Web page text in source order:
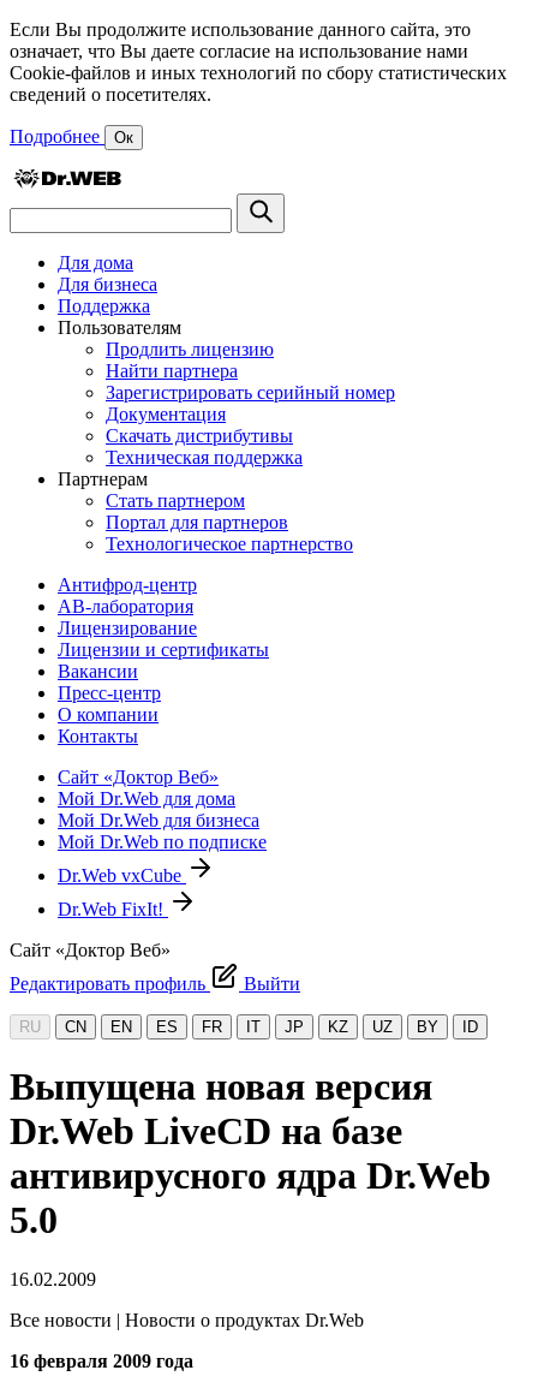
Если Вы продолжите использование данного сайта, это
означает, что Вы даете согласие на использование нами
Cookie-файлов и иных технологий по сбору статистических
сведений о посетителях.
Подробнее Ок
Для дома
Для бизнеса
Поддержка
Пользователям
Продлить лицензию
Найти партнера
Зарегистрировать серийный номер
Документация
Скачать дистрибутивы
Техническая поддержка
Партнерам
Стать партнером
Портал для партнеров
Технологическое партнерство
Антифрод-центр
АВ-лаборатория
Лицензирование
Лицензии и сертификаты
Вакансии
Пресс-центр
О компании
Контакты
Сайт «Доктор Веб»
Мой Dr.Web для дома
Мой Dr.Web для бизнеса
Мой Dr.Web по подписке
Dr.Web vxCube
Dr.Web FixIt!
Сайт «Доктор Веб»
Редактировать профиль
Выйти
RU CN EN ES FR IT JP KZ UZ BY ID
Выпущена новая версия
Dr.Web LiveCD на базе
антивирусного ядра Dr.Web
5.0
16.02.2009
Все новости | Новости о продуктах Dr.Web
16 февраля 2009 года